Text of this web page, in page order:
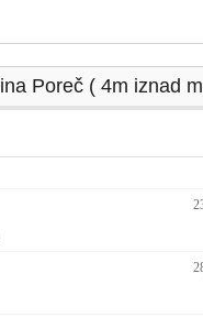
Poreč ( 4m iznad